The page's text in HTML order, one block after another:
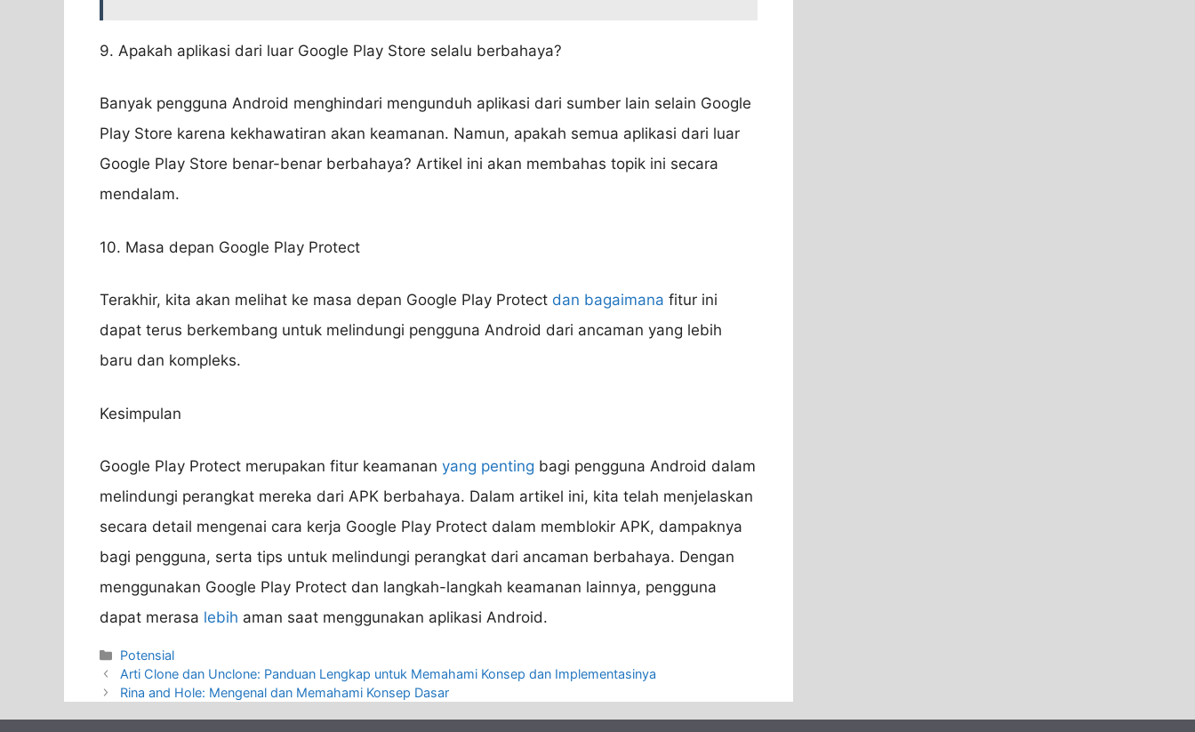
9. Apakah aplikasi dari luar Google Play Store selalu berbahaya?
Banyak pengguna Android menghindari mengunduh aplikasi dari sumber lain selain Google
Play Store karena kekhawatiran akan keamanan. Namun, apakah semua aplikasi dari luar
Google Play Store benar-benar berbahaya? Artikel ini akan membahas topik ini secara
mendalam.
10. Masa depan Google Play Protect
Terakhir, kita akan melihat ke masa depan Google Play Protect dan bagaimana fitur ini
dapat terus berkembang untuk melindungi pengguna Android dari ancaman yang lebih
baru dan kompleks.
Kesimpulan
Google Play Protect merupakan fitur keamanan yang penting bagi pengguna Android dalam
melindungi perangkat mereka dari APK berbahaya. Dalam artikel ini, kita telah menjelaskan
secara detail mengenai cara kerja Google Play Protect dalam memblokir APK, dampaknya
bagi pengguna, serta tips untuk melindungi perangkat dari ancaman berbahaya. Dengan
menggunakan Google Play Protect dan langkah-langkah keamanan lainnya, pengguna
dapat merasa lebih aman saat menggunakan aplikasi Android.
Categories
Potensial
Arti Clone dan Unclone: Panduan Lengkap untuk Memahami Konsep dan Implementasinya
Rina and Hole: Mengenal dan Memahami Konsep Dasar